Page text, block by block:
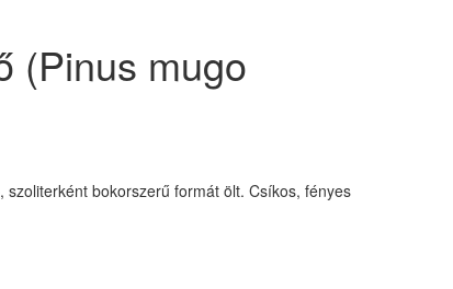
(Pinus mugo
bokorszerű formát ölt. Csíkos, fényes